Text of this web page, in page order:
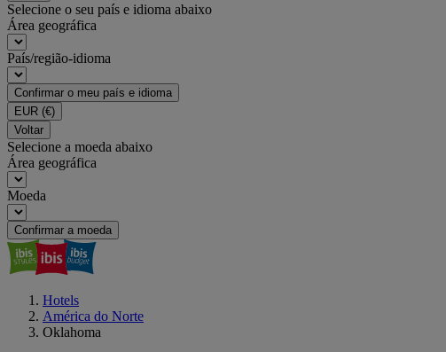
Selecione o seu país e idioma abaixo
Área geográfica
País/região-idioma
Confirmar o meu país e idioma
EUR (€)
Voltar
Selecione a moeda abaixo
Área geográfica
Moeda
Confirmar a moeda
Hotels
América do Norte
Oklahoma